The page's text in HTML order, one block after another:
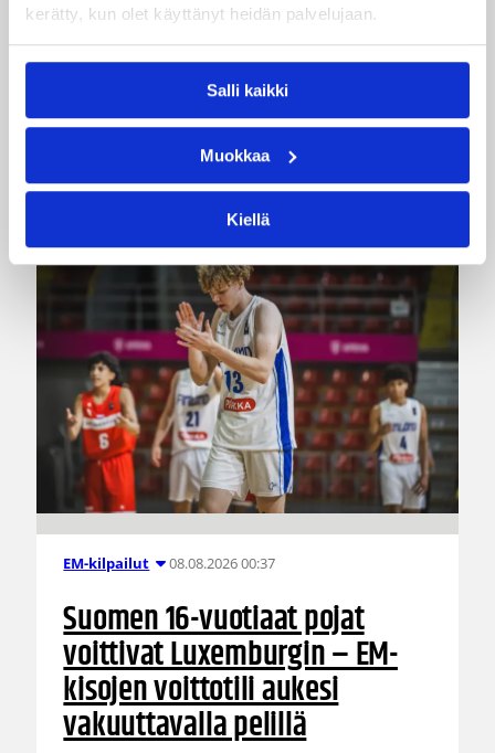
kerätty, kun olet käyttänyt heidän palvelujaan.
Salli kaikki
Muokkaa
Kiellä
Katso myös
EM-kilpailut 08.08.2026 00:37
Suomen 16-vuotiaat pojat
voittivat Luxemburgin – EM-
kisojen voittotili aukesi
vakuuttavalla pelillä